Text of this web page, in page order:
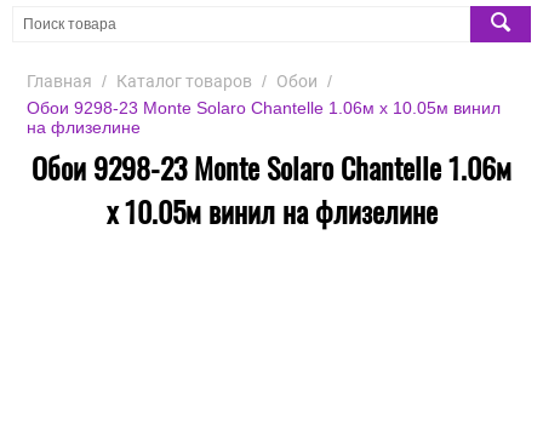
Главная / Каталог товаров / Обои /
Обои 9298-23 Monte Solaro Chantelle 1.06м x 10.05м винил
на флизелине
Обои 9298-23 Monte Solaro Chantelle 1.06м
x 10.05м винил на флизелине